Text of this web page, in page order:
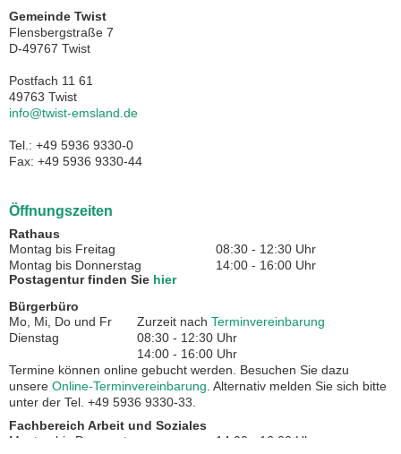
Gemeinde Twist
Flensbergstraße 7
D-49767 Twist
Postfach 11 61
49763 Twist
info@twist-emsland.de
Tel.: +49 5936 9330-0
Fax: +49 5936 9330-44
Öffnungszeiten
Rathaus
Montag bis Freitag
08:30 - 12:30 Uhr
Montag bis Donnerstag
14:00 - 16:00 Uhr
Postagentur finden Sie hier
Bürgerbüro
Mo, Mi, Do und Fr
Zurzeit nach Terminvereinbarung
Dienstag
08:30 - 12:30 Uhr
14:00 - 16:00 Uhr
Termine können online gebucht werden. Besuchen Sie dazu
unsere Online-Terminvereinbarung . Alternativ melden Sie sich bitte
unter der Tel. +49 5936 9330-33.
Fachbereich Arbeit und Soziales
Montag bis Donnerstag
14:00 - 16:00 Uhr